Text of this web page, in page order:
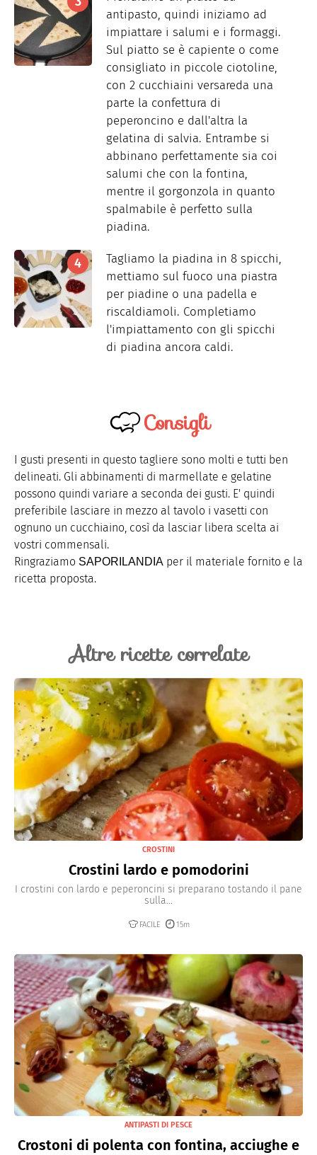
antipasto, quindi iniziamo ad
impiattare i salumi e i formaggi.
Sul piatto se è capiente o come
consigliato in piccole ciotoline,
con 2 cucchiaini versareda una
parte la confettura di
peperoncino e dall'altra la
gelatina di salvia. Entrambe si
abbinano perfettamente sia coi
salumi che con la fontina,
mentre il gorgonzola in quanto
spalmabile è perfetto sulla
piadina.
Tagliamo la piadina in 8 spicchi,
mettiamo sul fuoco una piastra
per piadine o una padella e
riscaldiamoli. Completiamo
l'impiattamento con gli spicchi
di piadina ancora caldi.
Consigli
I gusti presenti in questo tagliere sono molti e tutti ben
delineati. Gli abbinamenti di marmellate e gelatine
possono quindi variare a seconda dei gusti. E' quindi
preferibile lasciare in mezzo al tavolo i vasetti con
ognuno un cucchiaino, così da lasciar libera scelta ai
vostri commensali.
Ringraziamo SAPORILANDIA per il materiale fornito e la
ricetta proposta.
Altre ricette correlate
CROSTINI
Crostini lardo e pomodorini
I crostini con lardo e peperoncini si preparano tostando il pane
sulla...
FACILE 15m
ANTIPASTI DI PESCE
Crostoni di polenta con fontina, acciughe e